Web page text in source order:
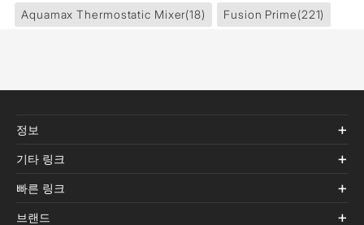
Aquamax Thermostatic Mixer(18) Fusion Prime(221)
정보
기타 링크
빠른 링크
브랜드